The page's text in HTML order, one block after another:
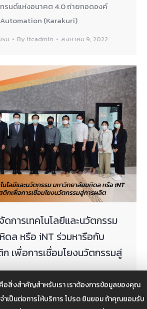
อสิ่งสำคัญสำหรับเรา เราต้องการข้อมูลของคุณ
ำเป็นต่อการให้บริการ โปรด ยินยอม ถ้าคุณยอมรับ
ทรนด์แห่งอนาคต 4.0 ถ่ายทอดองค์
Automation (Karakuri)
รม By itcadmin สิงหาคม 9, 2022
การเทคโนโลยีและนวัตกรรม
ดล หรือ iNT ร่วมหารือกับ
เพื่อการเชื่อมโยงนวัตกรรมสู่
จ จำเป็นต้องอาศัยโอกาสต่างๆ รวมไป
ต่อสถานการณ์ที่เปลี่ยนแปลงไป แต่อีก